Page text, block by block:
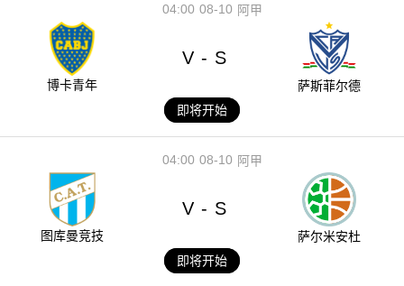
08-10
04:00 阿甲
博卡青年
V - S
萨斯菲尔德
即将开始
08-10
04:00 阿甲
图库曼竞技
V - S
萨尔米安杜
即将开始